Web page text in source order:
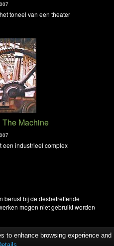
toneel van een theater
Machine
een industrieel complex
berust bij de desbetreffende
mogen niet gebruikt worden
to enhance browsing experience and